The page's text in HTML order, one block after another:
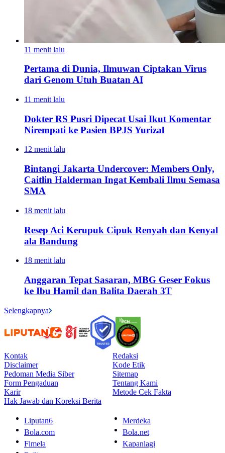
11 menit lalu
Pertama di Dunia, Ilmuwan Ciptakan Virus
dari Genom Utuh Buatan AI
11 menit lalu
Dokter RS Pusri Dipecat Usai Ikut Komentar
Nirempati ke Pasien BPJS Yurizal
12 menit lalu
Bintangi Jakarta Undercover: Members Only,
Caitlin Halderman Ingat Kembali Ilmu Semasa
SMA
18 menit lalu
Resep Aci Kerupuk Cipuk Renyah dan Kenyal
ala Bandung
18 menit lalu
Anggaran Tepat Sasaran, MBG Geser Fokus
ke Ibu Hamil dan Balita Daerah 3T
Selengkapnya
Kontak
Redaksi
Disclaimer
Kode Etik
Pedoman Media Siber
Sitemap
Form Pengaduan
Tentang Kami
Karir
Metode Cek Fakta
Hak Jawab dan Koreksi Berita
Liputan6
Merdeka
Bola.com
Bola.net
Fimela
Kapanlagi